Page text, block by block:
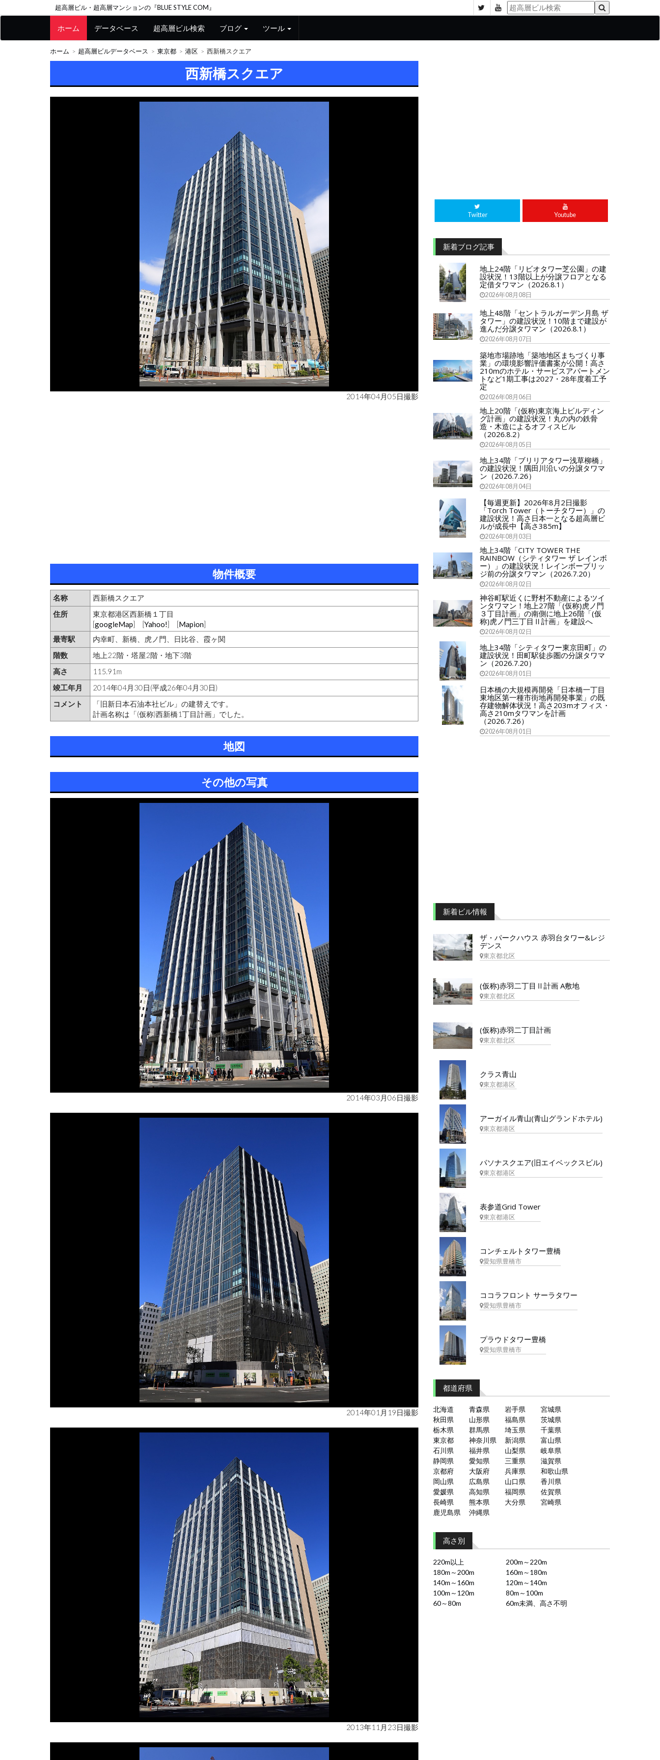
超高層ビル・超高層マンションの『BLUE STYLE COM』
ホーム データベース 超高層ビル検索 ブログ ツール
ホーム 超高層ビルデータベース 東京都 港区 西新橋スクエア
西新橋スクエア
2014年04月05日撮影
物件概要
名称
西新橋スクエア
住所
東京都港区西新橋１丁目
[googleMap] [Yahoo!] [Mapion]
最寄駅
内幸町、新橋、虎ノ門、日比谷、霞ヶ関
階数
地上22階・塔屋2階・地下3階
高さ
115.91m
竣工年月
2014年04月30日(平成26年04月30日)
コメント
「旧新日本石油本社ビル」の建替えです。
計画名称は「(仮称)西新橋1丁目計画」でした。
地図
その他の写真
2014年03月06日撮影
2014年01月19日撮影
2013年11月23日撮影
Twitter Youtube
新着ブログ記事
地上24階「リビオタワー芝公園」の建
設状況！13階以上が分譲フロアとなる
定借タワマン（2026.8.1）
2026年08月08日
地上48階「セントラルガーデン月島 ザ
タワー」の建設状況！10階まで建設が
進んだ分譲タワマン（2026.8.1）
2026年08月07日
築地市場跡地「築地地区まちづくり事
業」の環境影響評価書案が公開！高さ
210mのホテル・サービスアパートメン
トなど1期工事は2027・28年度着工予
定
2026年08月06日
地上20階「(仮称)東京海上ビルディン
グ計画」の建設状況！丸の内の鉄骨
造・木造によるオフィスビル
（2026.8.2）
2026年08月05日
地上34階「ブリリアタワー浅草柳橋」
の建設状況！隅田川沿いの分譲タワマ
ン（2026.7.26）
2026年08月04日
【毎週更新】2026年8月2日撮影
「Torch Tower（トーチタワー）」の
建設状況！高さ日本一となる超高層ビ
ルが成長中【高さ385m】
2026年08月03日
地上34階「CITY TOWER THE
RAINBOW（シティタワー ザ レインボ
ー）」の建設状況！レインボーブリッ
ジ前の分譲タワマン（2026.7.20）
2026年08月02日
神谷町駅近くに野村不動産によるツイ
ンタワマン！地上27階「(仮称)虎ノ門
３丁目計画」の南側に地上26階「(仮
称)虎ノ門三丁目Ⅱ計画」を建設へ
2026年08月02日
地上34階「シティタワー東京田町」の
建設状況！田町駅徒歩圏の分譲タワマ
ン（2026.7.20）
2026年08月01日
日本橋の大規模再開発「日本橋一丁目
東地区第一種市街地再開発事業」の既
存建物解体状況！高さ203mオフィス・
高さ210mタワマンを計画
（2026.7.26）
2026年08月01日
新着ビル情報
ザ・パークハウス 赤羽台タワー&レジ
デンス
東京都北区
(仮称)赤羽二丁目Ⅱ計画 A敷地
東京都北区
(仮称)赤羽二丁目計画
東京都北区
クラス青山
東京都港区
アーガイル青山(青山グランドホテル)
東京都港区
パソナスクエア(旧エイベックスビル)
東京都港区
表参道Grid Tower
東京都港区
コンチェルトタワー豊橋
愛知県豊橋市
ココラフロント サーラタワー
愛知県豊橋市
プラウドタワー豊橋
愛知県豊橋市
都道府県
北海道 青森県 岩手県
宮城県
秋田県
山形県 福島県
茨城県
栃木県
群馬県 埼玉県
千葉県
東京都
神奈川県 新潟県
富山県
石川県
福井県 山梨県
岐阜県
静岡県
愛知県 三重県
滋賀県
京都府
大阪府 兵庫県
和歌山県
岡山県
広島県 山口県
香川県
愛媛県
高知県 福岡県
佐賀県
長崎県
熊本県 大分県
宮崎県
鹿児島県
沖縄県
高さ別
220m以上
200m～220m
180m～200m
160m～180m
140m～160m
120m～140m
100m～120m
80m～100m
60～80m
60m未満、高さ不明